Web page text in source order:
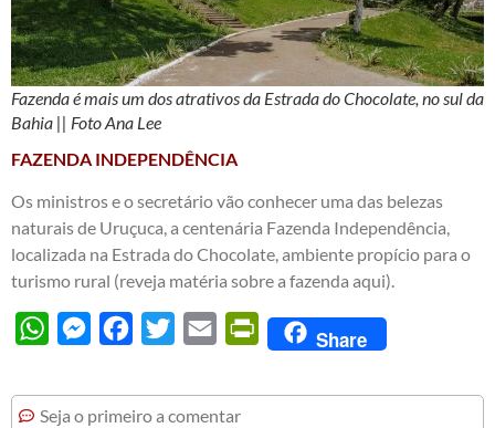
Fazenda é mais um dos atrativos da Estrada do Chocolate, no sul da
Bahia || Foto Ana Lee
FAZENDA INDEPENDÊNCIA
Os ministros e o secretário vão conhecer uma das belezas
naturais de Uruçuca, a centenária Fazenda Independência,
localizada na Estrada do Chocolate, ambiente propício para o
turismo rural (reveja matéria sobre a fazenda aqui).
WhatsAppMessengerFacebook
Twitter Email PrintFriendly
Share
Seja o primeiro a comentar